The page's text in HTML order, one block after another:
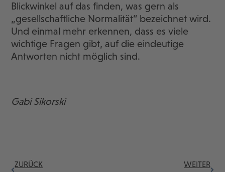
Blickwinkel auf das finden, was gern als
„gesellschaftliche Normalität“ bezeichnet wird.
Und einmal mehr erkennen, dass es viele
wichtige Fragen gibt, auf die eindeutige
Antworten nicht möglich sind.
Gabi Sikorski
ZURÜCK WEITER